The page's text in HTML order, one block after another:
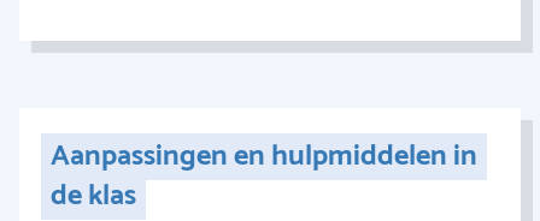
Aanpassingen en hulpmiddelen in
de klas